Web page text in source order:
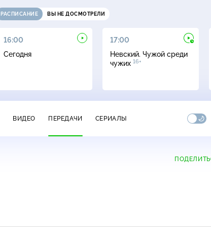
РАСПИСАНИЕ ВЫ НЕ ДОСМОТРЕЛИ
16:00
Сегодня
17:00
Невский. Чужой среди
чужих 16+
ВИДЕО ПЕРЕДАЧИ СЕРИАЛЫ